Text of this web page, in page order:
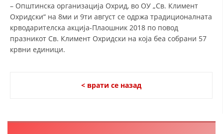
– Општинска организација Охрид, во ОУ „Св. Климент
Охридски“ на 8ми и 9ти август се одржа традиционалната
крводарителска акција-Плаошник 2018 по повод
празникот Св. Климент Охридски на која беа собрани 57
крвни единици.
< врати се назад